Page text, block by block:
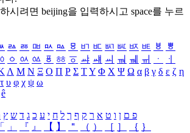
시려면 beijing을 입력하시고 space를 누르
ㅬ ㅭ ㅮ ㅯ ㅰ ㅱ ㅲ ㅳ ㅴ ㅵ ㅶ ㅷ ㅸ
ㅹ
ㆁ ㆂ ㆃ ㆄ ㆅ ㆆ ㆇ ㆈ ㆉ ㆊ ㆋ ㆌ ㆍ
ㆎ
Λ Μ Ν Ξ Ο Π Ρ Σ ΤΥ Φ Χ Ψ Ω α β γ δ ε ζ η
τ υ φ χ ψ ω
ê
פ ם ן ו ט א ר ק ף ך ל ח י ע כ ג ד ש ץ
「 」 『 』 【 】 ＂ （ ） ［ ］ ｛ ｝